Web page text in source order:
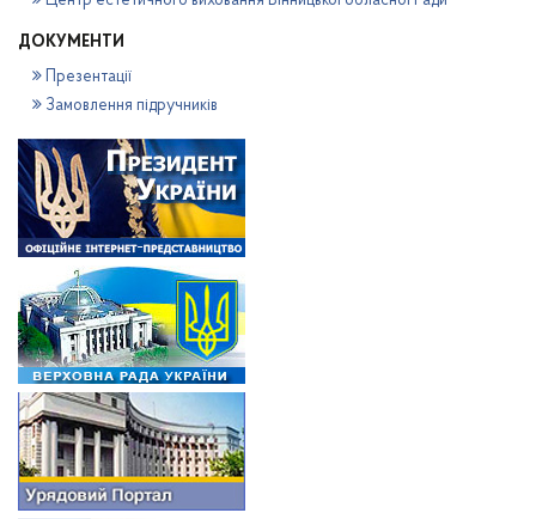
ДОКУМЕНТИ
Презентації
Замовлення підручників